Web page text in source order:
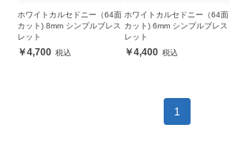
ホワイトカルセドニー（64面
カット) 8mm シンプルブレス
レット
4,700
ホワイトカルセドニー（64面
カット) 6mm シンプルブレス
レット
4,400
1